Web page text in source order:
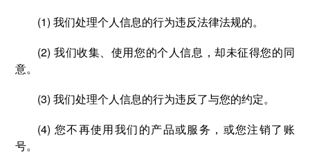
(1) 我们处理个人信息的行为违反法律法规的。
(2) 我们收集、使用您的个人信息，却未征得您的同
意。
(3) 我们处理个人信息的行为违反了与您的约定。
(4) 您不再使用我们的产品或服务，或您注销了账
号。